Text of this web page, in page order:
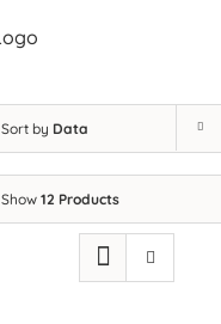
Sort by Data
Show 12 Products